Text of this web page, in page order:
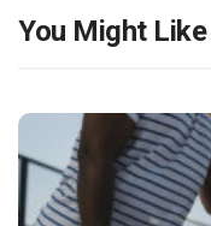
You Might Like